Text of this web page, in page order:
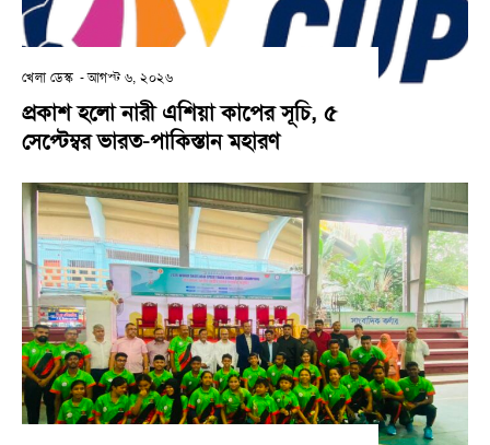
খেলা ডেস্ক -আগস্ট ৬, ২০২৬
প্রকাশ হলো নারী এশিয়া কাপের সূচি, ৫
সেপ্টেম্বর ভারত-পাকিস্তান মহারণ